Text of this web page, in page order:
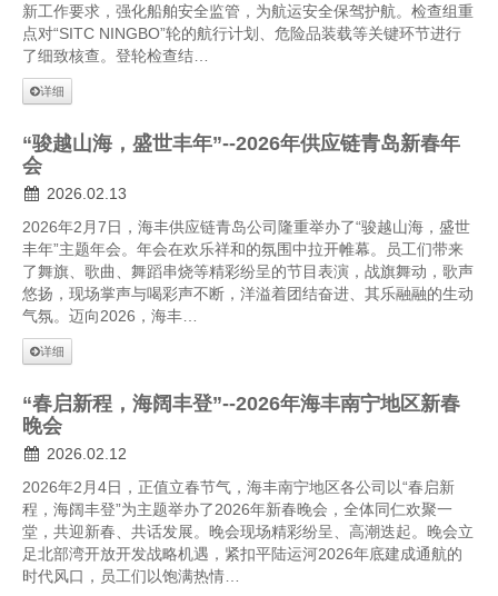
新工作要求，强化船舶安全监管，为航运安全保驾护航。检查组重
点对“SITC NINGBO”轮的航行计划、危险品装载等关键环节进行
了细致核查。登轮检查结…
详细
“骏越山海，盛世丰年”--2026年供应链青岛新春年
会
2026.02.13
2026年2月7日，海丰供应链青岛公司隆重举办了“骏越山海，盛世
丰年”主题年会。年会在欢乐祥和的氛围中拉开帷幕。员工们带来
了舞旗、歌曲、舞蹈串烧等精彩纷呈的节目表演，战旗舞动，歌声
悠扬，现场掌声与喝彩声不断，洋溢着团结奋进、其乐融融的生动
气氛。迈向2026，海丰…
详细
“春启新程，海阔丰登”--2026年海丰南宁地区新春
晚会
2026.02.12
2026年2月4日，正值立春节气，海丰南宁地区各公司以“春启新
程，海阔丰登”为主题举办了2026年新春晚会，全体同仁欢聚一
堂，共迎新春、共话发展。晚会现场精彩纷呈、高潮迭起。晚会立
足北部湾开放开发战略机遇，紧扣平陆运河2026年底建成通航的
时代风口，员工们以饱满热情…